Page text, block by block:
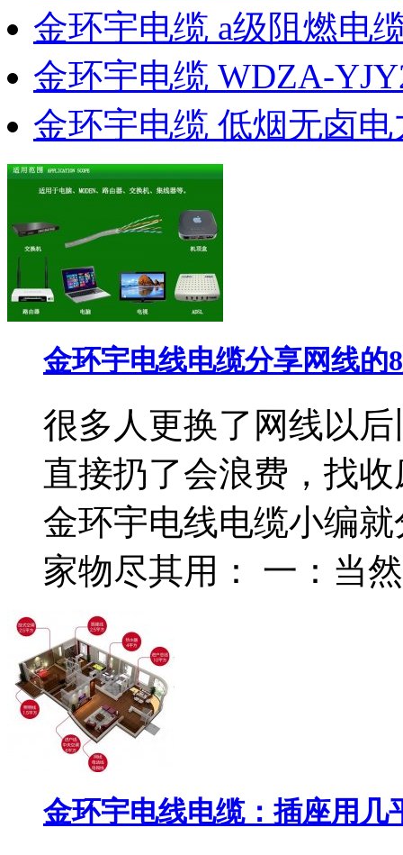
金环宇电缆 a级阻燃电
金环宇电缆 WDZA-
金环宇电缆 低烟无卤
金环宇电线电缆分享网线的
很多人更换了网线以
直接扔了会浪费，找
金环宇电线电缆小编
家物尽其用： 一：当
金环宇电线电缆：插座用几